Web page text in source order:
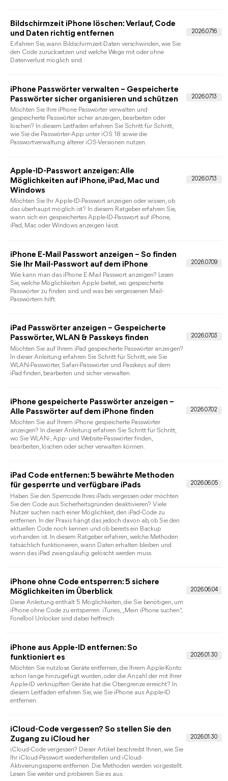
Wo finde ich mein Apple ID Passwort? Alle
Möglichkeiten einfach erklärt
Wo finde ich mein Apple ID Passwort? Erfahren Sie, wie Sie
wieder Zugriff auf Ihr Apple-Konto erhalten. Mit Schritt-für-
Schritt-Anleitungen für iPhone, iPad und Mac.
iPhone WLAN Passwort anzeigen –
Gespeichertes WLAN-Passwort einfach
Möchten Sie das WLAN-Passwort auf Ihrem iPhone anzeigen?
Erfahren Sie, wie Sie unter iOS 16, iOS 17 und iOS 18
gespeicherte WLAN-Passwörter anzeigen und sicher verwalten
können.
Wo finde ich meine Passwörter auf dem iPhone? Erfahren Sie,
wo gespeicherte WLAN-, Safari-, App- und Apple-ID-
Passwörter auf dem iPhone gespeichert sind und wie Sie diese
sicher anzeigen, verwalten oder ändern können.
iPad Mail Passwort anzeigen – So finden oder
verwalten Sie Ihr E-Mail-Passwort
Möchten Sie Ihr iPad Mail Passwort anzeigen? Erfahren Sie, wo
gespeicherte Mail-Passwörter auf dem iPad liegen, welche
Möglichkeiten Apple bietet und wie Sie verlorene E-Mail-
Apple Passwörter anzeigen auf iPhone, iPad,
Mac und Windows finden
Erfahren Sie, wie Sie gespeicherte Passwörter auf iPhone, iPad,
Bildschirmzeit iPhone funktioniert nicht:
Ursachen und 9 Lösungen
Erkennen Sie, warum Bildschirmzeit auf dem iPhone nicht
zählt, Limits ignoriert oder beim Kind nicht synchronisiert, und
wählen Sie die passende Lösung.
iPhone nicht verfügbar Zeit läuft nicht ab -
was tun?
Der Leitfaden erklärt, warum die iPhone-Sperrzeit hängen kann,
welche Apple-Wege helfen und wann FoneTool Unlocker
iPhone verlangt Code nach Zurücksetzen:
Was tun?
Ihr iPhone verlangt nach dem Zurücksetzen einen Code?
Erkennen Sie die Codeart und prüfen Sie sichere Lösungen
Bildschirmzeit iPhone löschen: Verlauf, Code
und Daten richtig entfernen
Erfahren Sie, wann Bildschirmzeit-Daten verschwinden, wie Sie